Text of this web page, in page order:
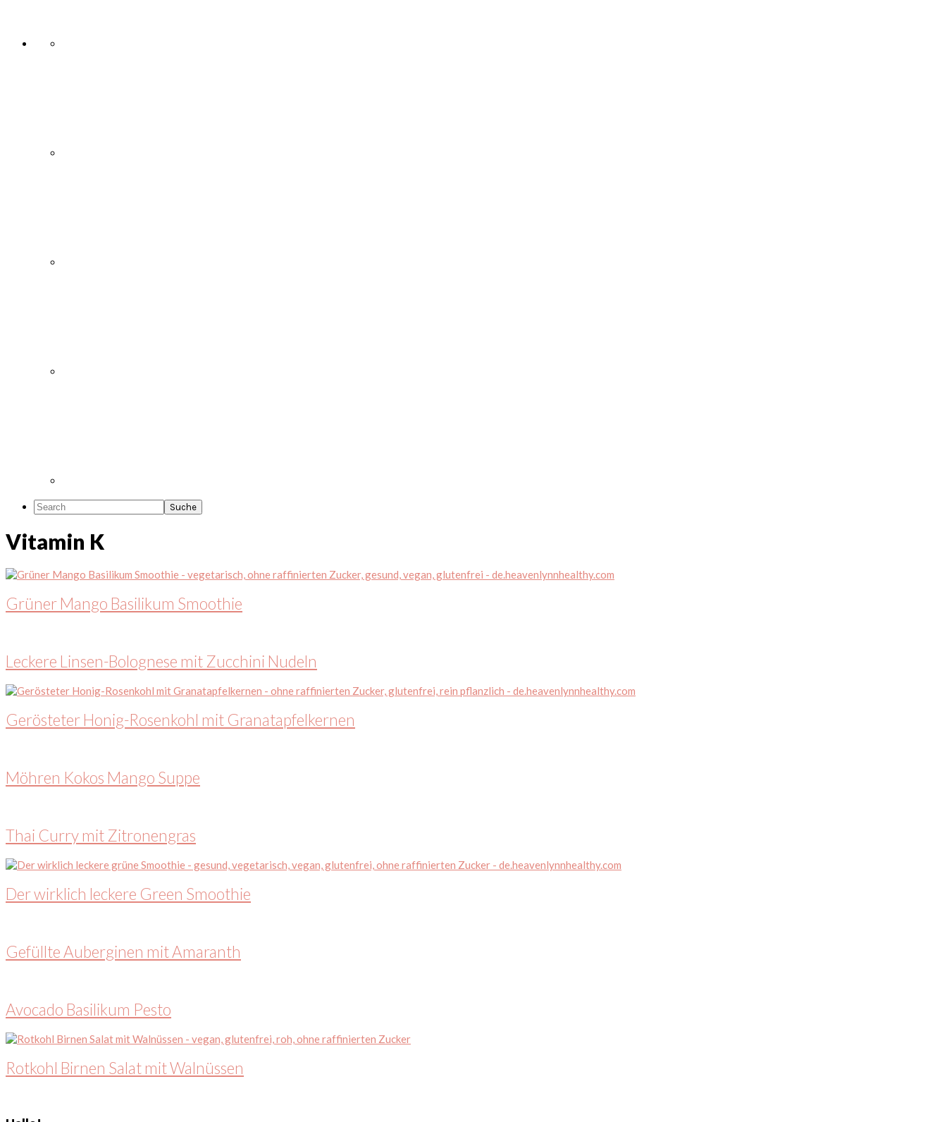
Search
Vitamin K
Grüner Mango Basilikum Smoothie
Leckere Linsen-Bolognese mit Zucchini Nudeln
Gerösteter Honig-Rosenkohl mit Granatapfelkernen
Möhren Kokos Mango Suppe
Thai Curry mit Zitronengras
Der wirklich leckere Green Smoothie
Gefüllte Auberginen mit Amaranth
Avocado Basilikum Pesto
Rotkohl Birnen Salat mit Walnüssen